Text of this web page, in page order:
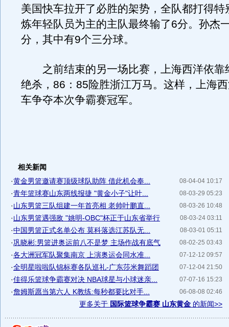
美国快车拉开了必胜的架势，全队都打得特
炼年轻队员为主的主队最终输了6分。孙杰
分，其中有9个三分球。
之前结束的另一场比赛，上海西洋依靠
绝杀，86：85险胜浙江万马。这样，上海
车争夺本次争霸赛冠军。
相关新闻
08-04-04 10:17
·黄金男篮邀请赛顶级球队助阵 借此机会奉...
08-03-29 05:23
·青年篮球赛山东两线报捷 "黄金小子"让叶...
08-03-26 10:48
·山东男篮三队组建一年首亮相 老帅叶鹏直...
08-03-24 03:11
·山东男篮遇强敌 "姚明-OBC"杯正于山东省举行
08-03-01 05:11
·中国男篮正式名单公布 莫科落选江苏队无...
08-02-25 03:43
·巩晓彬:男篮进奥运前八不是梦 主场作战有底气
07-12-12 09:57
·各大洲冠军队聚集南京 上演奥运会同水准...
07-12-04 21:50
·全明星啦啦队锦标赛各队巡礼-广东莎米舞蹈团
07-07-16 15:23
·佳得乐篮球争霸赛对决 NBA球星与小球迷亲...
06-08-08 02:46
·詹姆斯愿当第六人 K教练:每秒都要比对手...
更多关于 国际篮球争霸赛 山东黄金 的新闻>>